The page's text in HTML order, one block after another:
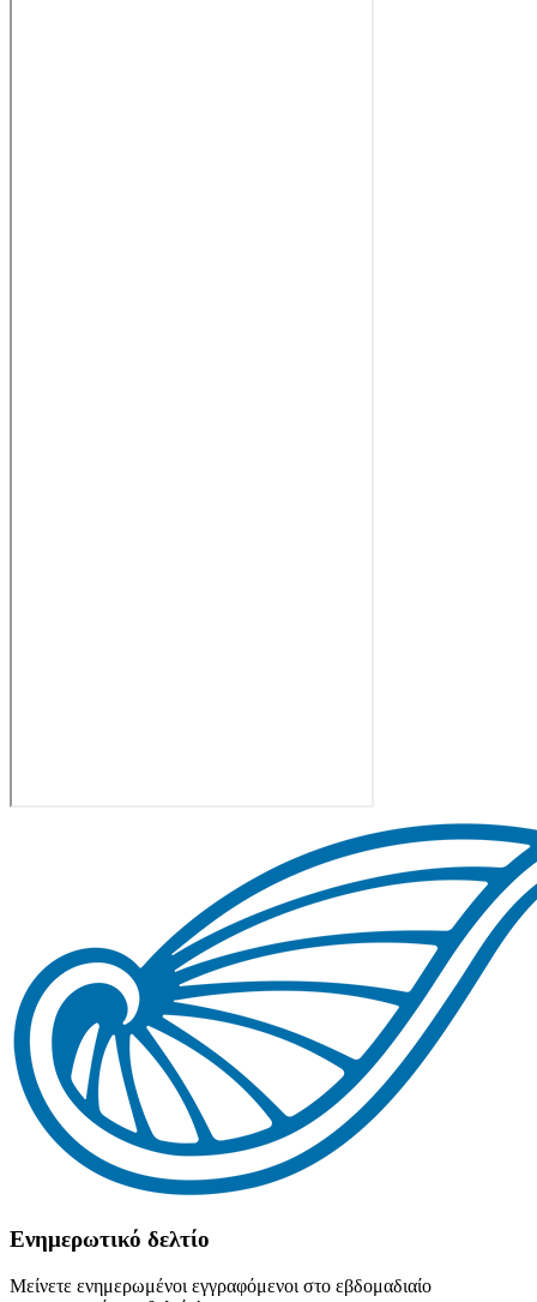
Ενημερωτικό δελτίο
Μείνετε ενημερωμένοι εγγραφόμενοι στο εβδομαδιαίο